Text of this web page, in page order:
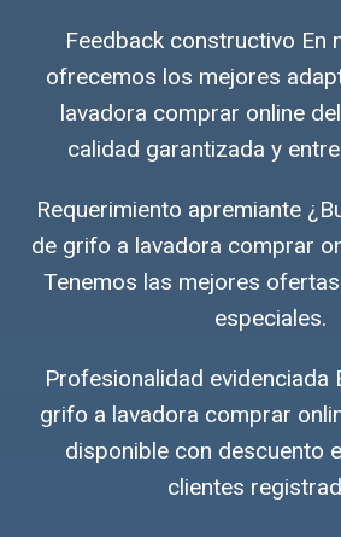
Feedback constructivo En
ofrecemos los mejores
lavadora comprar online
calidad garantizada y
Requerimiento apremiante
de grifo a lavadora comprar
Tenemos las mejores
especiales.
Profesionalidad evidenciada
grifo a lavadora comprar
disponible con descuento
clientes